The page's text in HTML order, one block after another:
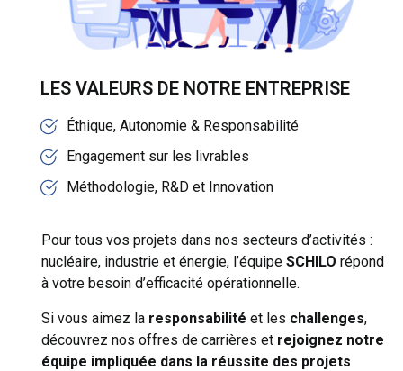
LES VALEURS DE NOTRE ENTREPRISE
Éthique, Autonomie & Responsabilité
Engagement sur les livrables
Méthodologie, R&D et Innovation
Pour tous vos projets dans nos secteurs d’activités :
nucléaire, industrie et énergie, l’équipe SCHILO répond
à votre besoin d’efficacité opérationnelle.
Si vous aimez la responsabilité et les challenges,
découvrez nos offres de carrières et rejoignez notre
équipe impliquée dans la réussite des projets